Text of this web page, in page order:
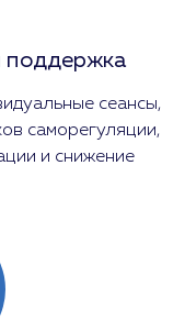
поддержка
сеансы,
саморегуляции,
и снижение